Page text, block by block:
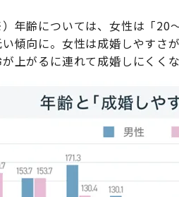
年齢については、女性は「20
傾向に。女性は成婚しやすさ
が上がるに連れて成婚しにく